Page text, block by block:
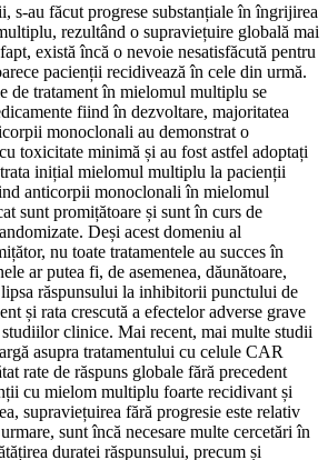
s-au făcut progrese substanțiale în îngrijirea
rezultând o supraviețuire globală mai
există încă o nevoie nesatisfăcută pentru
pacienții recidivează în cele din urmă.
de tratament în mielomul multiplu se
fiind în dezvoltare, majoritatea
monoclonali au demonstrat o
toxicitate minimă și au fost astfel adoptați
inițial mielomul multiplu la pacienții
anticorpii monoclonali în mielomul
sunt promițătoare și sunt în curs de
Deși acest domeniu al
nu toate tratamentele au succes în
ar putea fi, de asemenea, dăunătoare,
răspunsului la inhibitorii punctului de
și rata crescută a efectelor adverse grave
clinice. Mai recent, mai multe studii
asupra tratamentului cu celule CAR
rate de răspuns globale fără precedent
cu mielom multiplu foarte recidivant și
supraviețuirea fără progresie este relativ
sunt încă necesare multe cercetări în
duratei răspunsului, precum și